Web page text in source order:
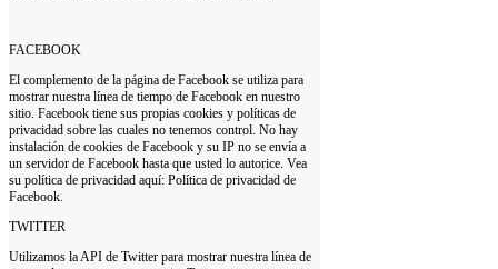
FACEBOOK
El complemento de la página de Facebook se utiliza para
mostrar nuestra línea de tiempo de Facebook en nuestro
sitio. Facebook tiene sus propias cookies y políticas de
privacidad sobre las cuales no tenemos control. No hay
instalación de cookies de Facebook y su IP no se envía a
un servidor de Facebook hasta que usted lo autorice. Vea
su política de privacidad aquí: Política de privacidad de
Facebook.
TWITTER
Utilizamos la API de Twitter para mostrar nuestra línea de